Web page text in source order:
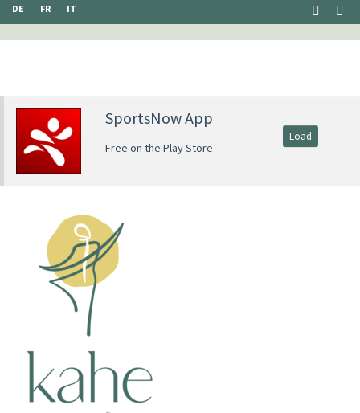
DE FR IT
SportsNow App
Free on the Play Store
Load